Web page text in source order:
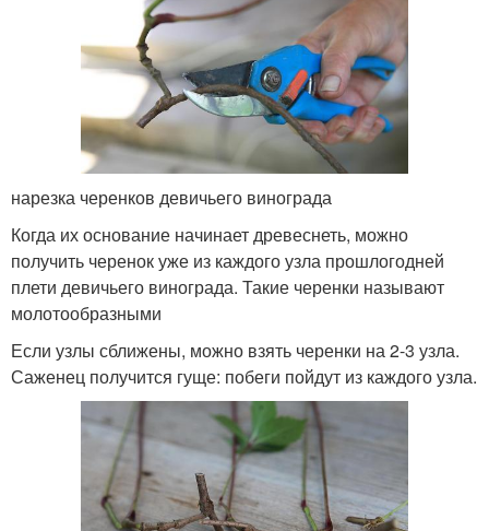
нарезка черенков девичьего винограда
Когда их основание начинает древеснеть, можно
получить черенок уже из каждого узла прошлогодней
плети девичьего винограда. Такие черенки называют
молотообразными
Если узлы сближены, можно взять черенки на 2-3 узла.
Саженец получится гуще: побеги пойдут из каждого узла.